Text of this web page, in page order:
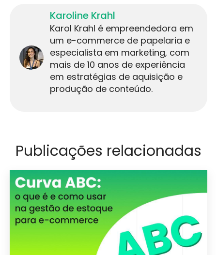
Karoline Krahl
Karol Krahl é empreendedora em
um e-commerce de papelaria e
especialista em marketing, com
mais de 10 anos de experiência
em estratégias de aquisição e
produção de conteúdo.
Publicações relacionadas